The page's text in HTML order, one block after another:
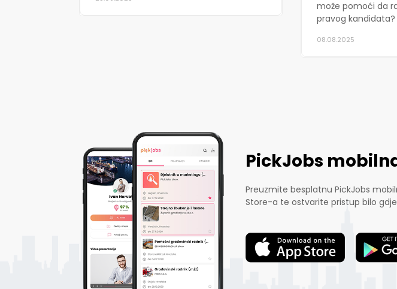
može pomoći da
pravog kandidata?
08.08.2025
PickJobs
Preuzmite besplatnu PickJobs
Store-a te ostvarite pristup bilo